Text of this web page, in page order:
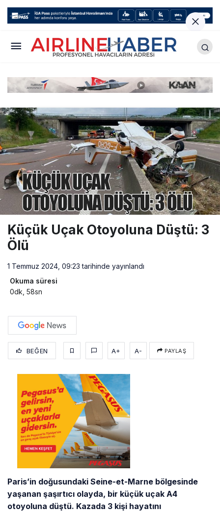
Küçük Uçak Otoyoluna Düştü: 3
Ölü
1 Temmuz 2024, 09:23 tarihinde yayınlandı
Okuma süresi
0dk, 58sn
BEĞEN A+ A- PAYLAŞ
Paris’in doğusundaki Seine-et-Marne bölgesinde
yaşanan şaşırtıcı olayda, bir küçük uçak A4
otoyoluna düştü. Kazada 3 kişi hayatını